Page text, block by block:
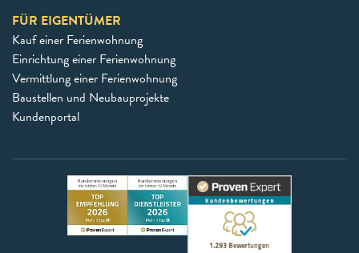
FÜR EIGENTÜMER
Kauf einer Ferienwohnung
Einrichtung einer Ferienwohnung
Vermittlung einer Ferienwohnung
Baustellen und Neubauprojekte
Kundenportal